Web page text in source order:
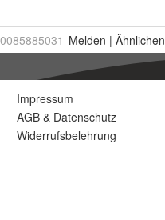
0085885031 Melden | Ähnlichen
Impressum
AGB & Datenschutz
Widerrufsbelehrung